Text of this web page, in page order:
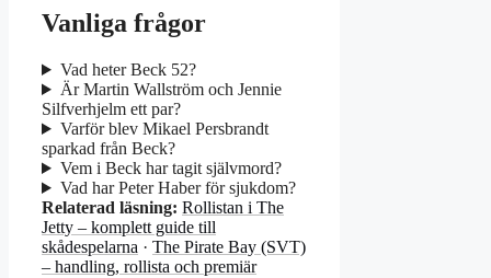
Vanliga frågor
Vad heter Beck 52?
Är Martin Wallström och Jennie
Silfverhjelm ett par?
Varför blev Mikael Persbrandt
sparkad från Beck?
Vem i Beck har tagit självmord?
Vad har Peter Haber för sjukdom?
Relaterad läsning: Rollistan i The
Jetty – komplett guide till
skådespelarna · The Pirate Bay (SVT)
– handling, rollista och premiär